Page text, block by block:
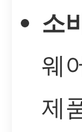
소
웨
제